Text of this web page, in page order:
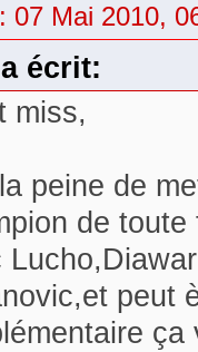
07 Mai 2010,
écrit:
miss,
peine de
de toute
peut